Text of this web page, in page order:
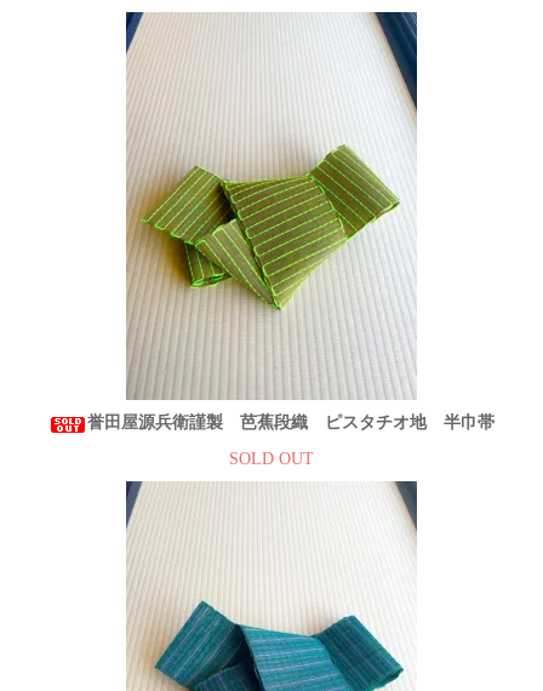
誉田屋源兵衛謹製 芭蕉段織 ピスタチオ地 半巾帯
SOLD OUT